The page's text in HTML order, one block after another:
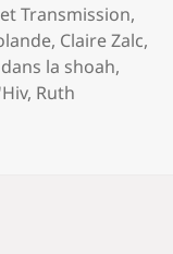
Transmission,
, Claire Zalc,
la shoah,
, Ruth